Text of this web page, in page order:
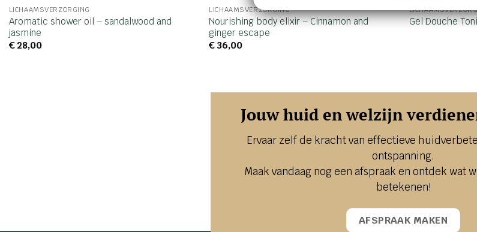
LICHAAMSVERZORGING
Aromatic shower oil – sandalwood and
jasmine
€28,00
LICHAAMSVERZORGING
Nourishing body elixir – Cinnamon and
ginger escape
€36,00
Gel Douche
Jouw huid en welzijn
Ervaar zelf de kracht van effectieve
ontspanning.
Maak vandaag nog een afspraak en ontdek wat
betekenen!
AFSPRAAK MAKEN